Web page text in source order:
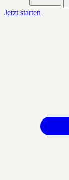
Jetzt starten